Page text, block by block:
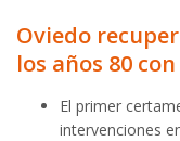
Oviedo
los años 80
El primer
intervenciones